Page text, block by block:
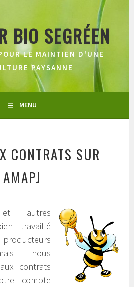
BIO SEGRÉEN
LE MAINTIEN D'UNE
PAYSANNE
MENU
CONTRATS SUR
AMAPJ
autres
travaillé
producteurs
nous
contrats
compte